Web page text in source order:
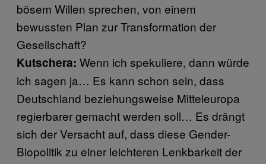
bösem Willen sprechen, von einem
bewussten Plan zur Transformation der
Gesellschaft?
Kutschera: Wenn ich spekuliere, dann würde
ich sagen ja… Es kann schon sein, dass
Deutschland beziehungsweise Mitteleuropa
regierbarer gemacht werden soll… Es drängt
sich der Versacht auf, dass diese Gender-
Biopolitik zu einer leichteren Lenkbarkeit der